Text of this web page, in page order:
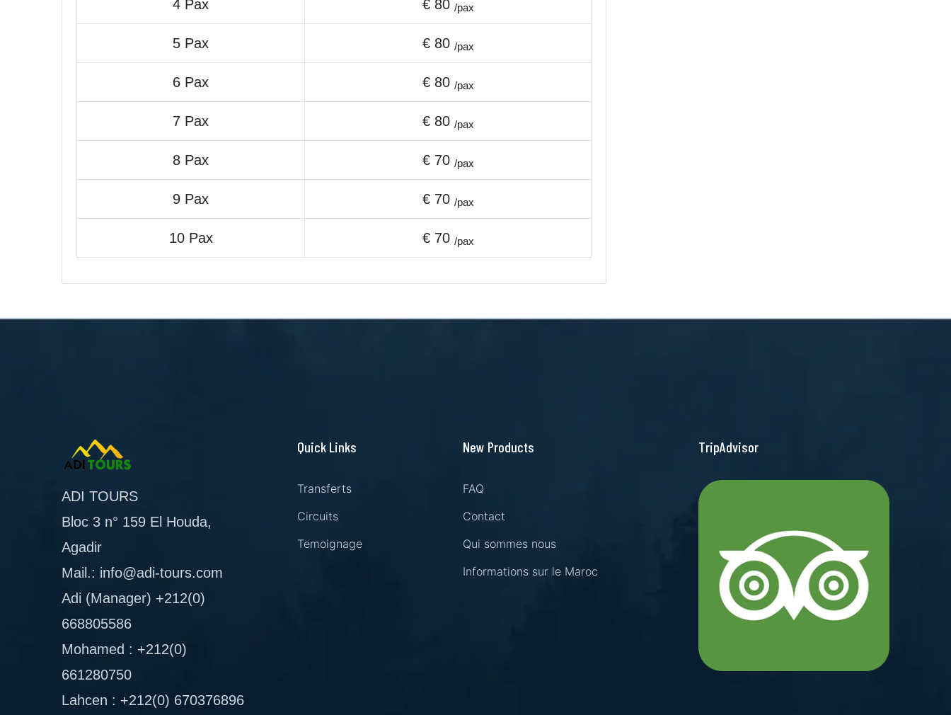
4 Pax € 80 /pax
5 Pax € 80 /pax
6 Pax € 80 /pax
7 Pax € 80 /pax
8 Pax € 70 /pax
9 Pax € 70 /pax
10 Pax € 70 /pax
ADI TOURS
Bloc 3 n° 159 El Houda,
Agadir
Mail.: info@adi-tours.com
Adi (Manager) +212(0)
668805586
Mohamed : +212(0)
661280750
Lahcen : +212(0) 670376896
Quick Links
Transferts
Circuits
Temoignage
New Products
FAQ
Contact
Qui sommes nous
Informations sur le Maroc
TripAdvisor